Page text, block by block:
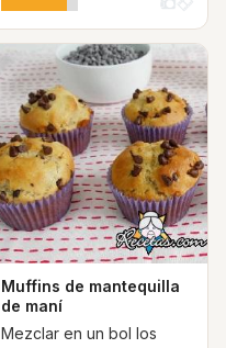
Muffins de mantequilla
de maní
Mezclar en un bol los